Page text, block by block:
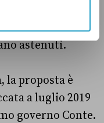
votato
mentre Fratelli
astenuti.
la proposta è
a luglio 2019
governo Conte.